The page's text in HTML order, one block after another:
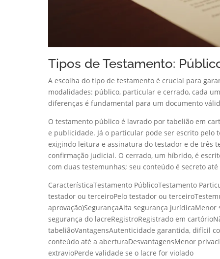
Tipos de Testamento:
A escolha do tipo de testamento é crucial para
modalidades: público, particular e cerrado, cada
diferenças é fundamental para um documento
O testamento público é lavrado por tabelião em
e publicidade. Já o particular pode ser escrito
exigindo leitura e assinatura do testador e de três
confirmação judicial. O cerrado, um híbrido, é
com duas testemunhas; seu conteúdo é secreto
CaracterísticaTestamento PúblicoTestamento
testador ou terceiroPelo testador ou
aprovação)SegurançaAlta segurança
segurança do lacreRegistroRegistrado em
tabeliãoVantagensAutenticidade garantida, difícil
conteúdo até a aberturaDesvantagensMenor
extravioPerde validade se o lacre for violado